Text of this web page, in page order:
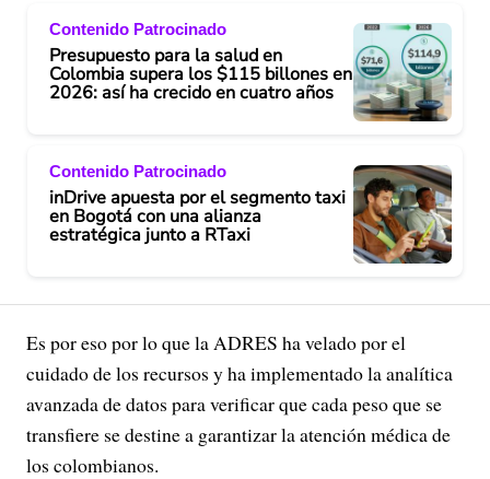
Contenido Patrocinado
Presupuesto para la salud en
Colombia supera los $115 billones en
2026: así ha crecido en cuatro años
Contenido Patrocinado
inDrive apuesta por el segmento taxi
en Bogotá con una alianza
estratégica junto a RTaxi
Es por eso por lo que la ADRES ha velado por el
cuidado de los recursos y ha implementado la analítica
avanzada de datos para verificar que cada peso que se
transfiere se destine a garantizar la atención médica de
los colombianos.